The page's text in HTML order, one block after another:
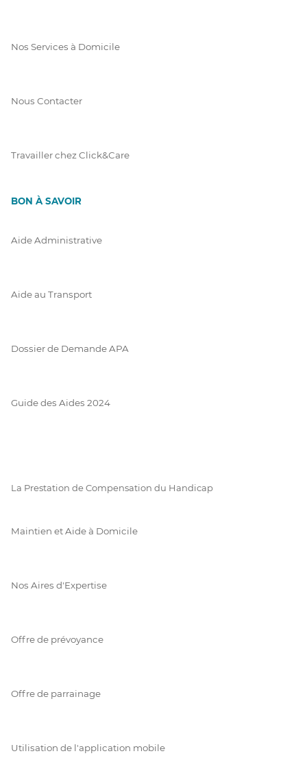
Nos Services à Domicile
Nous Contacter
Travailler chez Click&Care
BON À SAVOIR
Aide Administrative
Aide au Transport
Dossier de Demande APA
Guide des Aides 2024
La Prestation de Compensation du Handicap
Maintien et Aide à Domicile
Nos Aires d'Expertise
Offre de prévoyance
Offre de parrainage
Utilisation de l'application mobile